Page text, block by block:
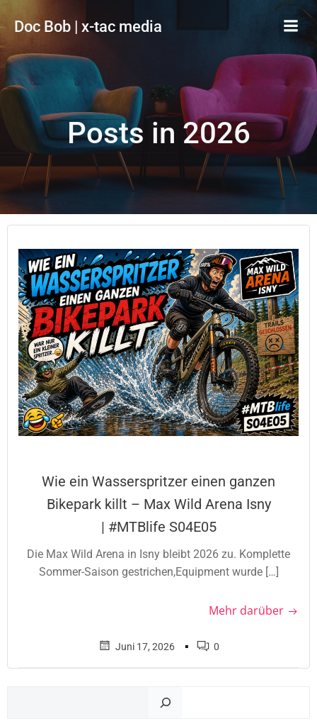
Inhalt
Doc Bob | x-tac media
Posts in 2026
Wie ein Wasserspritzer einen ganzen
Bikepark killt – Max Wild Arena Isny
| #MTBlife S04E05
Die Max Wild Arena in Isny bleibt 2026 zu. Komplette
Sommer-Saison gestrichen,Equipment wurde […]
Mehr darüber
Juni 17, 2026 ▪ 0